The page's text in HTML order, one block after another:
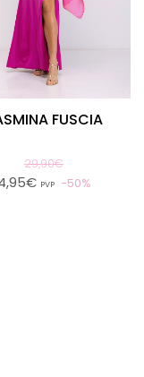
FUSCIA
29,90€
PVP 50%